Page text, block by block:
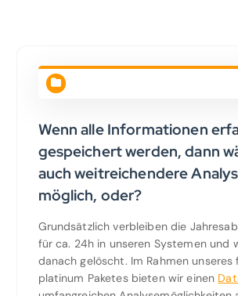
Wenn alle Informationen
gespeichert werden, dann
auch weitreichendere
möglich, oder?
Grundsätzlich verbleiben die
für ca. 24h in unseren Systemen und
danach gelöscht. Im Rahmen unseres
platinum Paketes bieten wir einen